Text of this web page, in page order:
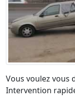
Vous voulez vous
Intervention